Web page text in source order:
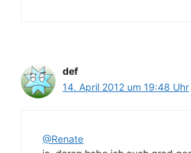
def
14. April 2012 um 19:48 Uhr
@Renate